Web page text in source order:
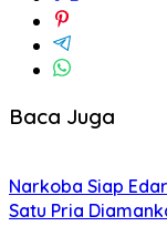
Baca Juga
Narkoba Siap
Satu Pria